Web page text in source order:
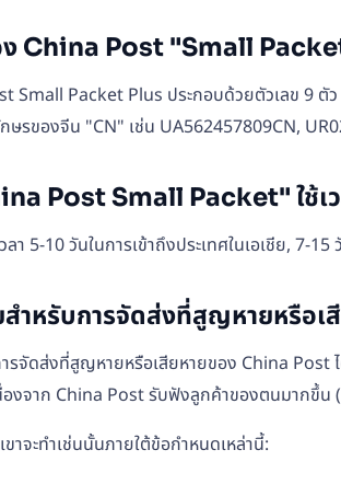
China Post "Small
Small Packet Plus ประกอบด้วยตัวเลข 9
ษรของจีน "CN" เช่น UA562457809CN,
Post Small Packet" ใช้เ
5-10 วันในการเข้าถึงประเทศในเอเชีย, 7-
สำหรับการจัดส่งที่สูญหายหรือ
รจัดส่งที่สูญหายหรือเสียหายของ China
งจาก China Post รับฟังลูกค้าของตนมากขึ้น
าจะทำเช่นนั้นภายใต้ข้อกำหนดเหล่านี้: